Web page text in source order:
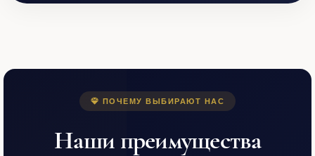
ПОЧЕМУ ВЫБИРАЮТ НАС
Наши преимущества